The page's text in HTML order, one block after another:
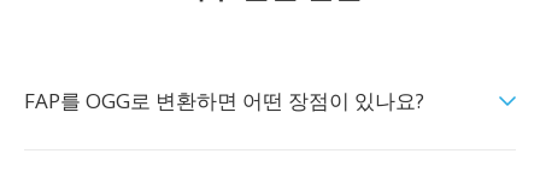
FAP를 OGG로 변환하면 어떤 장점이 있나요?